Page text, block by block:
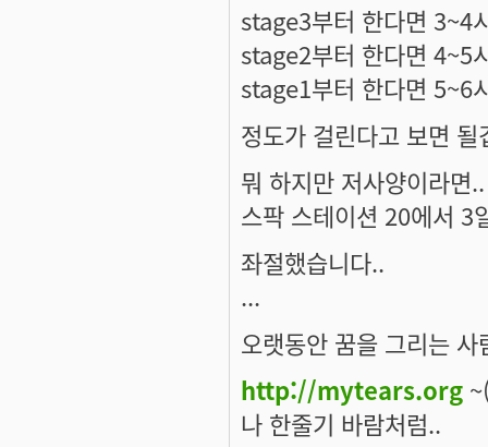
stage3부터 한다면 3~4
stage2부터 한다면 4~5
stage1부터 한다면 5~6
정도가 걸린다고 보면
뭐 하지만 저사양이라면
스팍 스테이션 20에서 3
좌절했습니다..
...
오랫동안 꿈을 그리는
http://mytears.org
나 한줄기 바람처럼..